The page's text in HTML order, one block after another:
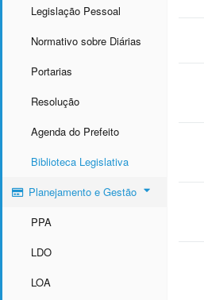
Legislação Pessoal
Normativo sobre Diárias
Portarias
Resolução
Agenda do Prefeito
Biblioteca Legislativa
Planejamento e Gestão
PPA
LDO
LOA